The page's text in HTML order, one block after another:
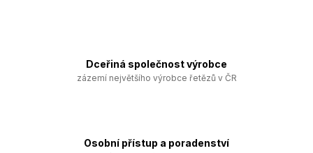
Dceřiná společnost výrobce
zázemí největšího výrobce řetězů v ČR
Osobní přístup a poradenství